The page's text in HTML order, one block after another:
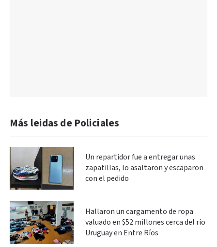
Más leidas de Policiales
Un repartidor fue a entregar unas
zapatillas, lo asaltaron y escaparon
con el pedido
Hallaron un cargamento de ropa
valuado en $52 millones cerca del río
Uruguay en Entre Ríos